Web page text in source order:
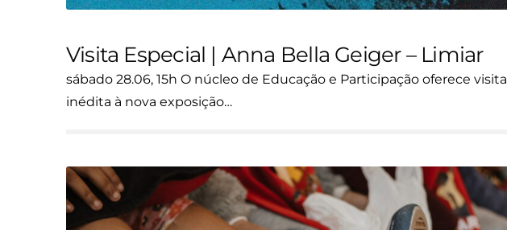
Visita Especial | Anna Bella Geiger – Limiar
sábado 28.06, 15h O núcleo de Educação e Participação oferece visita
inédita à nova exposição…